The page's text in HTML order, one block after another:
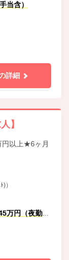
当含）
詳細
】
以上★6ヶ月
）
万円（夜勤5